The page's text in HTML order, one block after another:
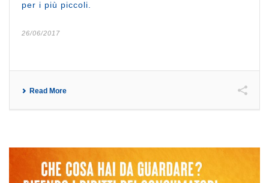
per i più piccoli.
26/06/2017
Read More